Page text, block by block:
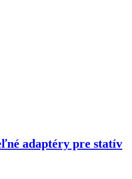
adaptéry pre statív